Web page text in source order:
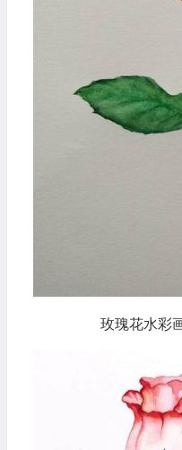
玫瑰花水彩